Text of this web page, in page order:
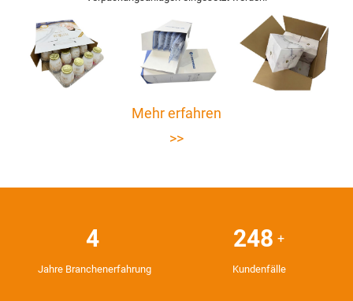
Mehr erfahren
>>
8
Jahre Branchenerfahrung
472 +
Kundenfälle